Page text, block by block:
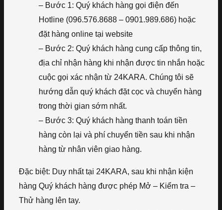
– Bước 1: Quý khách hàng gọi điện đến
Hotline (096.576.8688 – 0901.989.686) hoặc
đặt hàng online tại website
– Bước 2: Quý khách hàng cung cấp thông tin,
địa chỉ nhận hàng khi nhận được tin nhắn hoặc
cuộc gọi xác nhận từ 24KARA. Chúng tôi sẽ
hướng dẫn quý khách đặt cọc và chuyển hàng
trong thời gian sớm nhất.
– Bước 3: Quý khách hàng thanh toán tiền
hàng còn lại và phí chuyển tiền sau khi nhận
hàng từ nhân viên giao hàng.
Đặc biệt: Duy nhất tại 24KARA, sau khi nhận kiện
hàng Quý khách hàng được phép Mở – Kiểm tra –
Thử hàng lên tay.